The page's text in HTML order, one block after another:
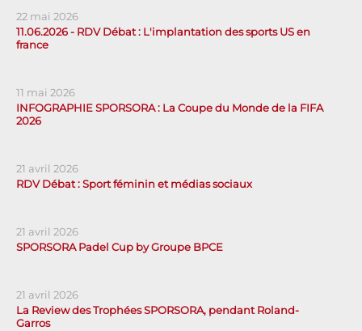
22 mai 2026
11.06.2026 - RDV Débat : L'implantation des sports US en
france
11 mai 2026
INFOGRAPHIE SPORSORA : La Coupe du Monde de la FIFA
2026
21 avril 2026
RDV Débat : Sport féminin et médias sociaux
21 avril 2026
SPORSORA Padel Cup by Groupe BPCE
21 avril 2026
La Review des Trophées SPORSORA, pendant Roland-
Garros